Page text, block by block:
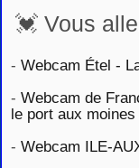
💓 Vous
- Webcam Étel -
- Webcam de
le port aux moines
- Webcam ILE-